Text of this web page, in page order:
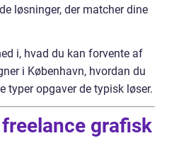
løsninger, der matcher dine
i, hvad du kan forvente af
i København, hvordan du
typer opgaver de typisk løser.
grafisk